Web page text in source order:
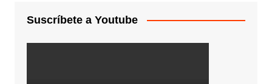
Suscríbete a Youtube